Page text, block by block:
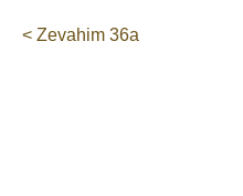
< Zevahim 36a